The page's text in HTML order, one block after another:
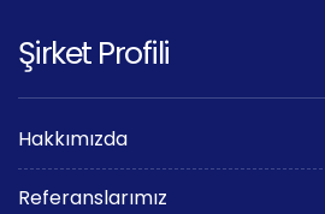
Şirket Profili
Hakkımızda
Referanslarımız